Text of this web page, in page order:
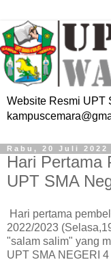
Website Resmi UPT
Rabu, 20 Juli 2022
Hari Pertama
UPT SMA
Hari pertama
2022/2023
"salam salim" yang
UPT SMA NEGERI 4